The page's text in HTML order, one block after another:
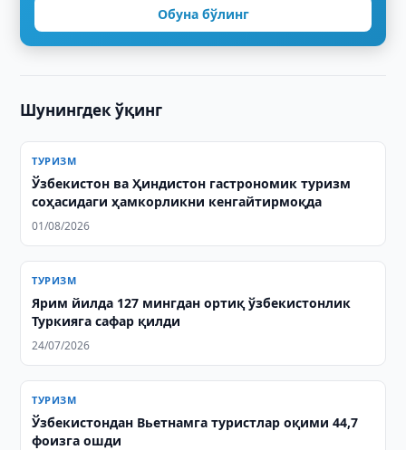
Обуна бўлинг
Шунингдек ўқинг
ТУРИЗМ
Ўзбекистон ва Ҳиндистон гастрономик туризм
соҳасидаги ҳамкорликни кенгайтирмоқда
01/08/2026
ТУРИЗМ
Ярим йилда 127 мингдан ортиқ ўзбекистонлик
Туркияга сафар қилди
24/07/2026
ТУРИЗМ
Ўзбекистондан Вьетнамга туристлар оқими 44,7
фоизга ошди